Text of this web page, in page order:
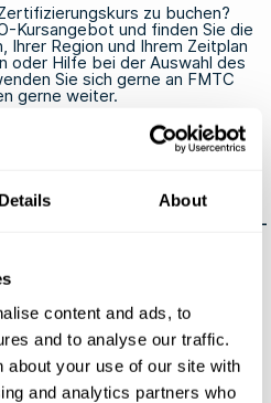
Details About
content and ads, to
and to analyse our traffic.
about your use of our site with
and analytics partners who
zu buchen?
Kursangebot und finden Sie die
Ihrer Region und Ihrem Zeitplan
oder Hilfe bei der Auswahl des
Sie sich gerne an FMTC
gerne weiter.
meines OPITO-
Offshore-Anlagen
warten, bis das
Zertifikat offiziell ausgestellt
können, da Betreiber und
eine gültige Zertifizierung
zu Plattformen oder Schiffen
und registriert OPITO die